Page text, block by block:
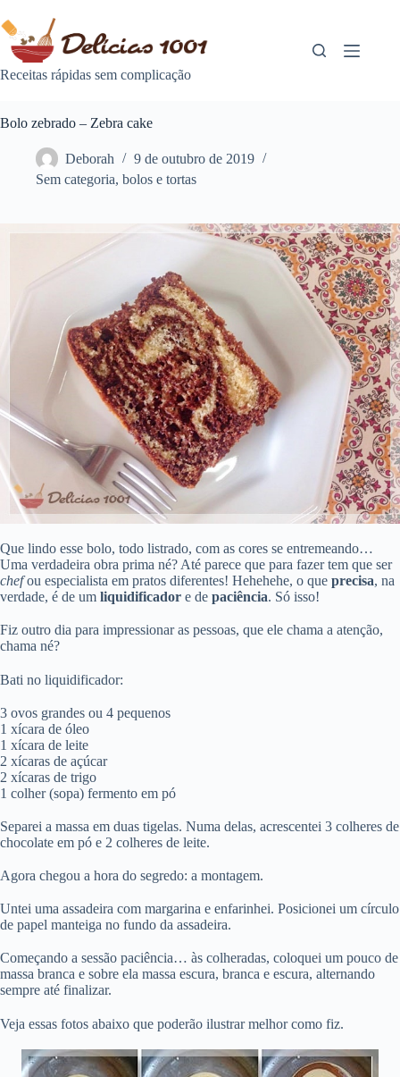
para
conteúdo
Receitas rápidas sem complicação
Bolo zebrado – Zebra cake
Deborah
9 de outubro de 2019
Sem categoria, bolos e tortas
Que lindo esse bolo, todo listrado, com as cores se entremeando…
Uma verdadeira obra prima né? Até parece que para fazer tem que ser
chefou especialista em pratos diferentes! Hehehehe, o que precisa, na
verdade, é de um liquidificador e de paciência. Só isso!
Fiz outro dia para impressionar as pessoas, que ele chama a atenção,
chama né?
Bati no liquidificador:
3 ovos grandes ou 4 pequenos
1 xícara de óleo
1 xícara de leite
2 xícaras de açúcar
2 xícaras de trigo
1 colher (sopa) fermento em pó
Separei a massa em duas tigelas. Numa delas, acrescentei 3 colheres de
chocolate em pó e 2 colheres de leite.
Agora chegou a hora do segredo: a montagem.
Untei uma assadeira com margarina e enfarinhei. Posicionei um círculo
de papel manteiga no fundo da assadeira.
Começando a sessão paciência… às colheradas, coloquei um pouco de
massa branca e sobre ela massa escura, branca e escura, alternando
sempre até finalizar.
Veja essas fotos abaixo que poderão ilustrar melhor como fiz.